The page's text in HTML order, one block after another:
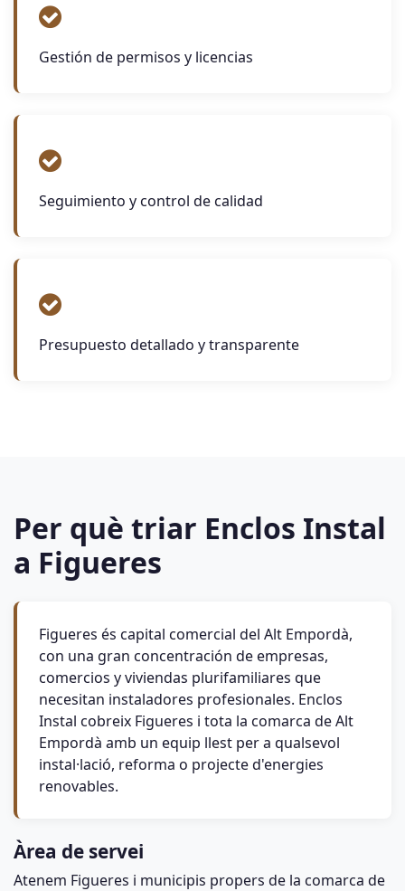
Gestión de permisos y licencias
Seguimiento y control de calidad
Presupuesto detallado y transparente
Per què triar Enclos Instal
a Figueres
Figueres és capital comercial del Alt Empordà,
con una gran concentración de empresas,
comercios y viviendas plurifamiliares que
necesitan instaladores profesionales. Enclos
Instal cobreix Figueres i tota la comarca de Alt
Empordà amb un equip llest per a qualsevol
instal·lació, reforma o projecte d'energies
renovables.
Àrea de servei
Atenem Figueres i municipis propers de la comarca de